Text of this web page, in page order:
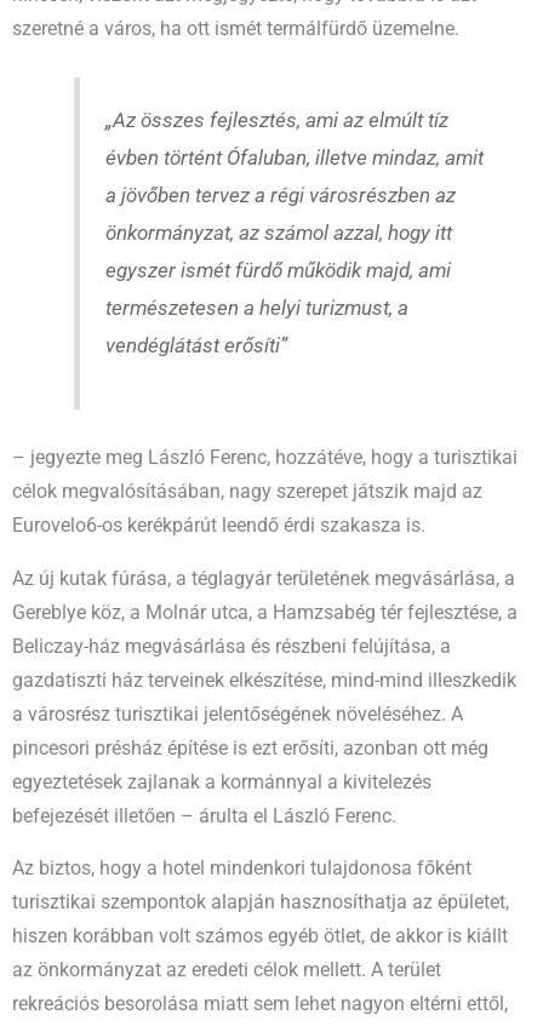
szeretné a város, ha ott ismét termálfürdő üzemelne.
„Az összes fejlesztés, ami az elmúlt tíz
évben történt Ófaluban, illetve mindaz, amit
a jövőben tervez a régi városrészben az
önkormányzat, az számol azzal, hogy itt
egyszer ismét fürdő működik majd, ami
természetesen a helyi turizmust, a
vendéglátást erősíti”
– jegyezte meg László Ferenc, hozzátéve, hogy a turisztikai
célok megvalósításában, nagy szerepet játszik majd az
Eurovelo6-os kerékpárút leendő érdi szakasza is.
Az új kutak fúrása, a téglagyár területének megvásárlása, a
Gereblye köz, a Molnár utca, a Hamzsabég tér fejlesztése, a
Beliczay-ház megvásárlása és részbeni felújítása, a
gazdatiszti ház terveinek elkészítése, mind-mind illeszkedik
a városrész turisztikai jelentőségének növeléséhez. A
pincesori présház építése is ezt erősíti, azonban ott még
egyeztetések zajlanak a kormánnyal a kivitelezés
befejezését illetően – árulta el László Ferenc.
Az biztos, hogy a hotel mindenkori tulajdonosa főként
turisztikai szempontok alapján hasznosíthatja az épületet,
hiszen korábban volt számos egyéb ötlet, de akkor is kiállt
az önkormányzat az eredeti célok mellett. A terület
rekreációs besorolása miatt sem lehet nagyon eltérni ettől,